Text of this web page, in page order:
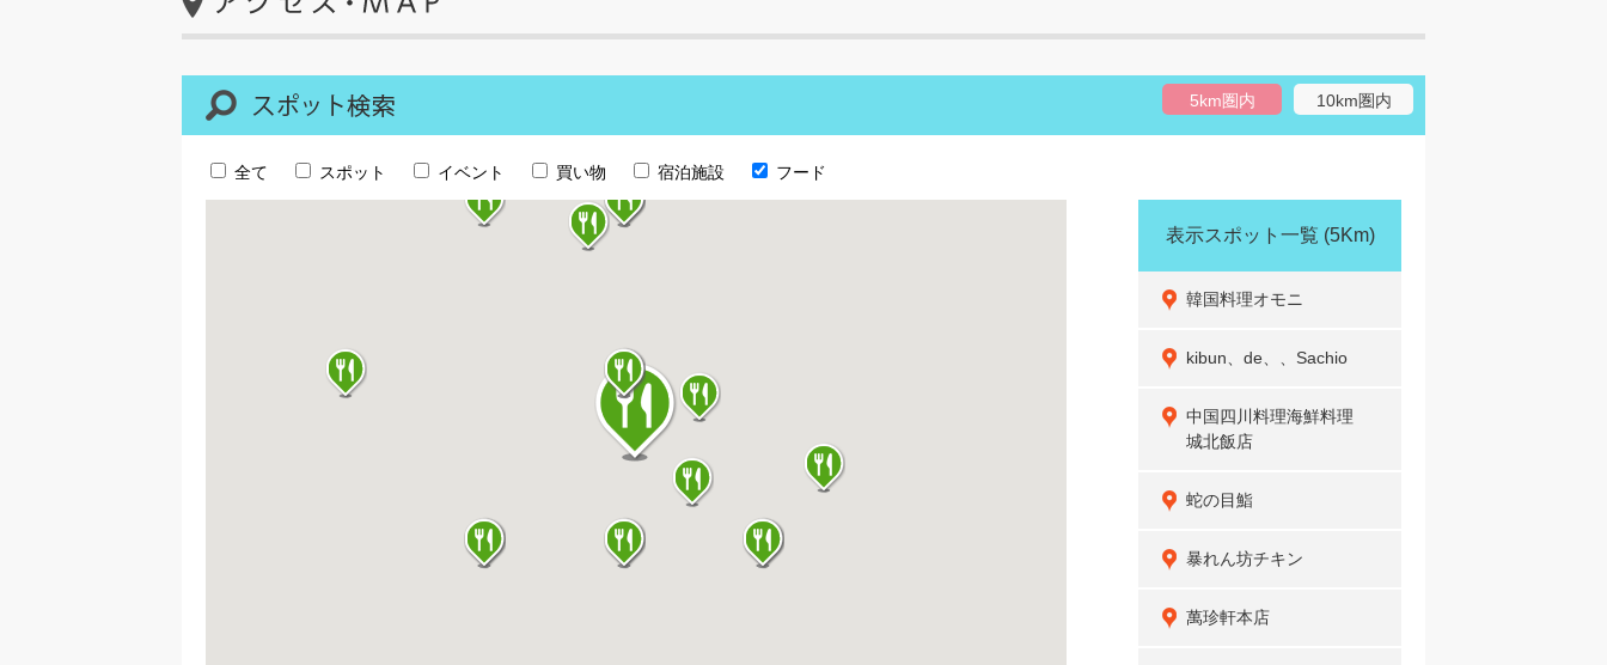
5km圏内 10km圏内
全て スポット イベント 買い物 宿泊施設 フード
表示スポット一覧 (5Km)
韓国料理オモニ
kibun、de、、Sachio
中国四川料理海鮮料理
城北飯店
蛇の目鮨
暴れん坊チキン
萬珍軒本店